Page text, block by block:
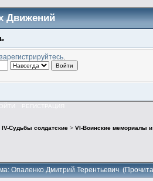
Движений
зарегистрируйтесь.
РЕГИСТРАЦИЯ
IV-Судьбы солдатские> VI-Воинские мемориалы и
Опаленко Дмитрий Терентьевич